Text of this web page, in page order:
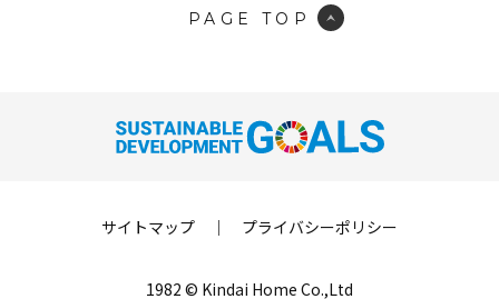
PAGE TOP
サイトマップ ｜ プライバシーポリシー
1982 © Kindai Home Co.,Ltd